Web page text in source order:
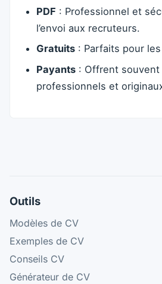
PDF : Professionnel et
l’envoi aux recruteurs.
Gratuits: Parfaits pour
Payants: Offrent souvent
professionnels et
Outils
Modèles de CV
Exemples de CV
Conseils CV
Générateur de CV